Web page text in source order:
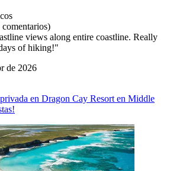
views along entire coastline. Really
of hiking!"
de 2026
en Dragon Cay Resort en Middle